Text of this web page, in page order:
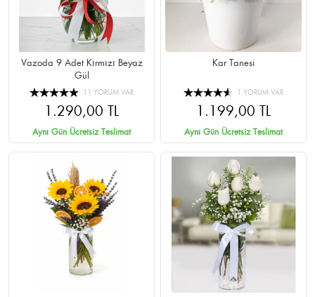
Vazoda 9 Adet Kırmızı Beyaz
Gül
11 YORUM VAR
1.290,00 TL
Aynı Gün Ücretsiz Teslimat
Kar Tanesi
1 YORUM VAR
1.199,00 TL
Aynı Gün Ücretsiz Teslimat